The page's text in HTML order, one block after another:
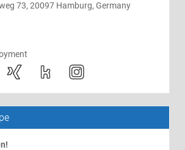
73, 20097 Hamburg, Germany